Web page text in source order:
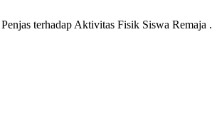
terhadap Aktivitas Fisik Siswa Remaja .